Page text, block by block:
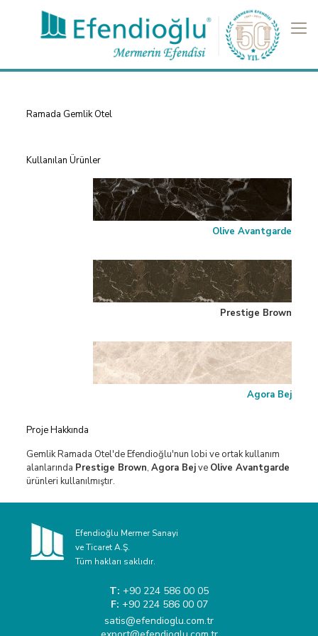
Ramada Gemlik Otel
Kullanılan Ürünler
Olive Avantgarde
Prestige Brown
Agora Bej
Proje Hakkında
Gemlik Ramada Otel'de Efendioğlu'nun lobi ve ortak kullanım
alanlarında Prestige Brown, Agora Bejve Olive Avantgarde
ürünleri kullanılmıştır.
Efendioğlu Mermer Sanayi
ve Ticaret A.Ş.
Tüm hakları saklıdır.
T: +90 224 586 00 05
F: +90 224 586 00 07
satis@efendioglu.com.tr